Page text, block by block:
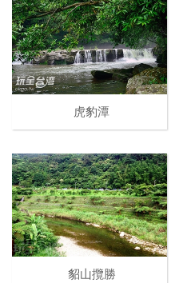
虎豹潭
貂山攬勝